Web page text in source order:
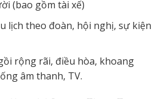
(bao gồm tài xế)
lịch theo đoàn, hội nghị, sự kiện
rộng rãi, điều hòa, khoang
âm thanh, TV.